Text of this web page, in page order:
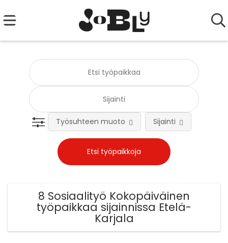
Työsuhteen muoto Sijainti
8 Sosiaalityö Kokopäiväinen
työpaikkaa sijainnissa Etelä-
Karjala